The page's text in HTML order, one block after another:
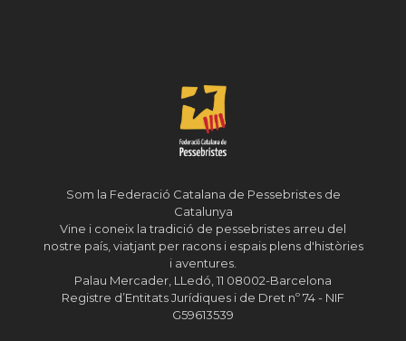
Som la Federació Catalana de Pessebristes de
Catalunya
Vine i coneix la tradició de pessebristes arreu del
nostre país, viatjant per racons i espais plens d'històries
i aventures.
Palau Mercader, LLedó, 11 08002-Barcelona
Registre d’Entitats Jurídiques i de Dret nº 74 - NIF
G59613539